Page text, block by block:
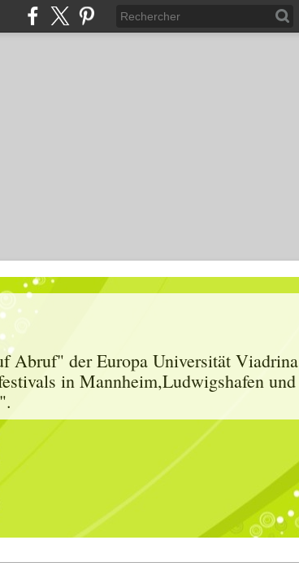
Abruf" der Europa Universität Viadrina
in Mannheim,Ludwigshafen und